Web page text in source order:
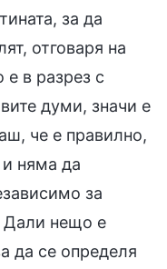
за да
отговаря на
в разрез с
думи, значи е
че е правилно,
няма да
за
Дали нещо е
да се определя